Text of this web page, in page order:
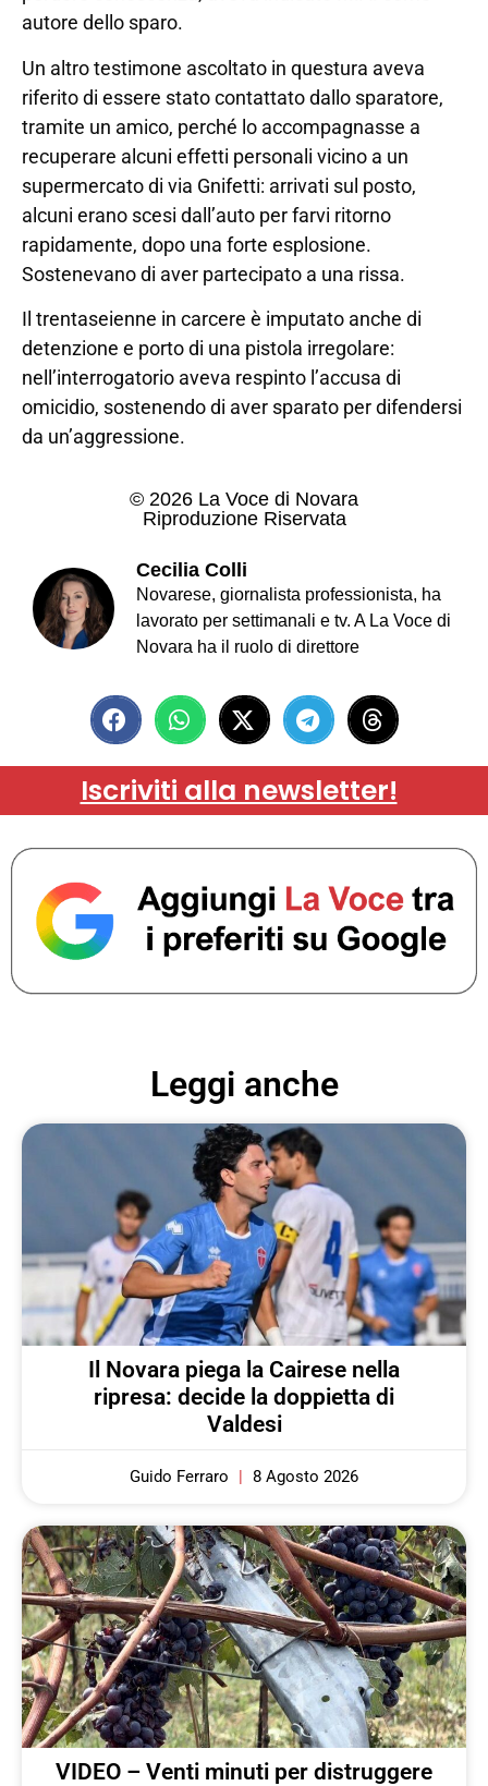
autore dello sparo.
Un altro testimone ascoltato in questura aveva
riferito di essere stato contattato dallo sparatore,
tramite un amico, perché lo accompagnasse a
recuperare alcuni effetti personali vicino a un
supermercato di via Gnifetti: arrivati sul posto,
alcuni erano scesi dall’auto per farvi ritorno
rapidamente, dopo una forte esplosione.
Sostenevano di aver partecipato a una rissa.
Il trentaseienne in carcere è imputato anche di
detenzione e porto di una pistola irregolare:
nell’interrogatorio aveva respinto l’accusa di
omicidio, sostenendo di aver sparato per difendersi
da un’aggressione.
© 2026 La Voce di Novara
Riproduzione Riservata
Cecilia Colli
Novarese, giornalista professionista, ha
lavorato per settimanali e tv. A La Voce di
Novara ha il ruolo di direttore
Iscriviti alla newsletter!
Leggi anche
Il Novara piega la Cairese nella
ripresa: decide la doppietta di
Valdesi
Guido Ferraro 8 Agosto 2026
VIDEO – Venti minuti per distruggere